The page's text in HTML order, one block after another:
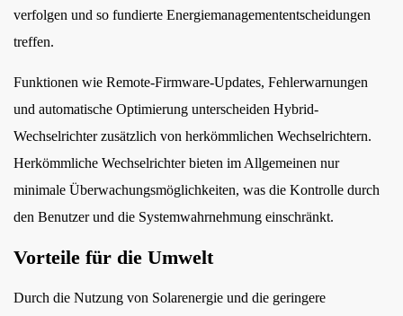
verfolgen und so fundierte Energiemanagemententscheidungen
treffen.
Funktionen wie Remote-Firmware-Updates, Fehlerwarnungen
und automatische Optimierung unterscheiden Hybrid-
Wechselrichter zusätzlich von herkömmlichen Wechselrichtern.
Herkömmliche Wechselrichter bieten im Allgemeinen nur
minimale Überwachungsmöglichkeiten, was die Kontrolle durch
den Benutzer und die Systemwahrnehmung einschränkt.
Vorteile für die Umwelt
Durch die Nutzung von Solarenergie und die geringere